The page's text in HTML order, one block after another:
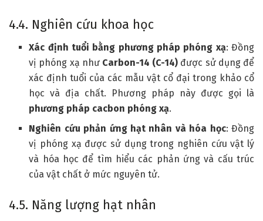
4.4. Nghiên cứu khoa học
Xác định tuổi bằng phương pháp phóng xạ: Đồng
vị phóng xạ như Carbon-14 (C-14) được sử dụng để
xác định tuổi của các mẫu vật cổ đại trong khảo cổ
học và địa chất. Phương pháp này được gọi là
phương pháp cacbon phóng xạ.
Nghiên cứu phản ứng hạt nhân và hóa học: Đồng
vị phóng xạ được sử dụng trong nghiên cứu vật lý
và hóa học để tìm hiểu các phản ứng và cấu trúc
của vật chất ở mức nguyên tử.
4.5. Năng lượng hạt nhân